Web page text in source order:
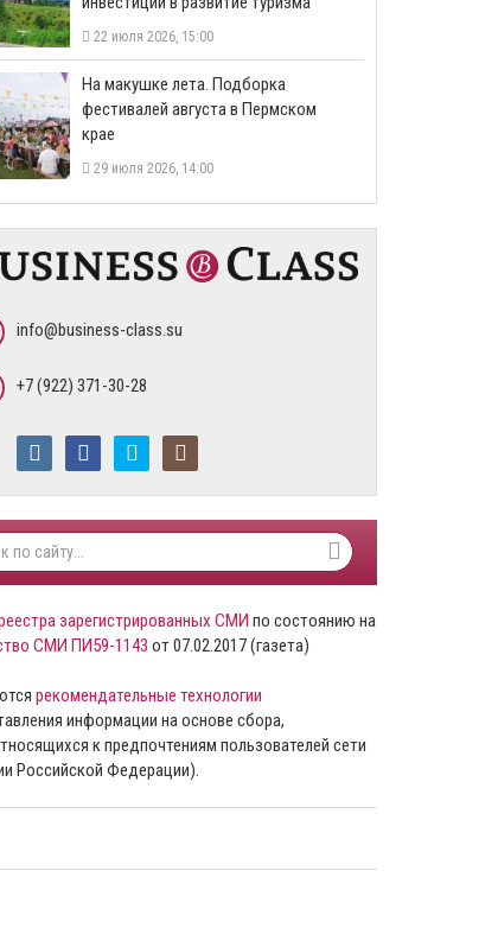
22 июля 2026, 15:00
На макушке лета. Подборка
фестивалей августа в Пермском
крае
29 июля 2026, 14:00
info@business-class.su
+7 (922) 371-30-28
зарегистрированных СМИ по состоянию на
СМИ ПИ59-1143 от 07.02.2017 (газета)
рекомендательные технологии
информации на основе сбора,
к предпочтениям пользователей сети
Российской Федерации).